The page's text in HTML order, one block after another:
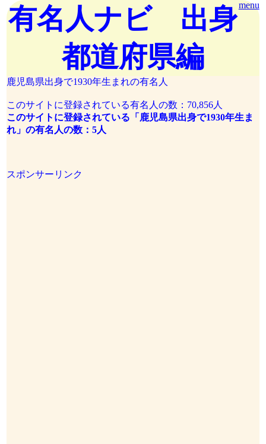
menu
有名人ナビ 出身
都道府県編
鹿児島県出身で1930年生まれの有名人
このサイトに登録されている有名人の数：70,856人
このサイトに登録されている「鹿児島県出身で1930年生ま
れ」の有名人の数：5人
スポンサーリンク